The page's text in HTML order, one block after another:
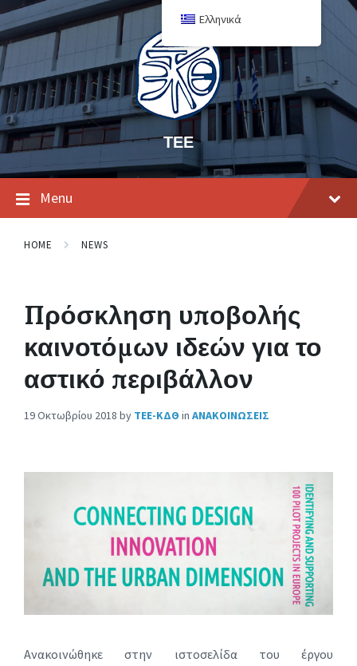
ΤΕΕ
Menu
HOME NEWS
Πρόσκληση υποβολής
καινοτόμων ιδεών για το
αστικό περιβάλλον
19 Οκτωβρίου 2018 by ΤΕΕ-ΚΔΘ in ΑΝΑΚΟΙΝΩΣΕΙΣ
Aνακοινώθηκε στην ιστοσελίδα του έργου
Ελληνικά